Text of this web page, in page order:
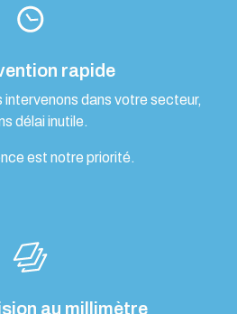
rapide
intervenons dans votre secteur,
délai inutile.
est notre priorité.
au millimètre